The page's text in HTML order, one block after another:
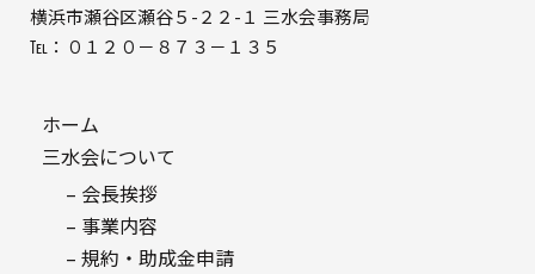
横浜市瀬谷区瀬谷５-２２-１ 三水会事務局
℡：０１２０－８７３－１３５
ホーム
三水会について
– 会長挨拶
– 事業内容
– 規約・助成金申請